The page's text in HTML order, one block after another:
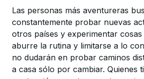
Las personas más aventureras
constantemente probar nuevas
otros países y experimentar cosas
aburre la rutina y limitarse a lo
no dudarán en probar caminos
a casa sólo por cambiar. Quienes